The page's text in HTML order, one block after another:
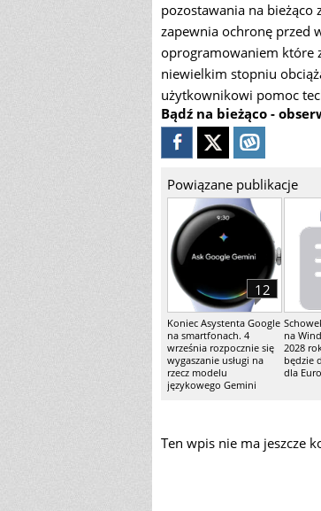
pozostawania na bieżąco
zapewnia ochronę przed
oprogramowaniem które
niewielkim stopniu
użytkownikowi pomoc
Bądź na bieżąco -
Powiązane publikacje
Koniec Asystenta Google
na smartfonach. 4
września rozpocznie się
wygaszanie usługi na
rzecz modelu
językowego Gemini
12
na
2028
będzie
dla
Ten wpis nie ma jeszcze